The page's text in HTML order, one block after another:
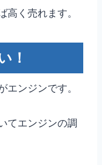
高く売れます。
！
エンジンです。
てエンジンの調